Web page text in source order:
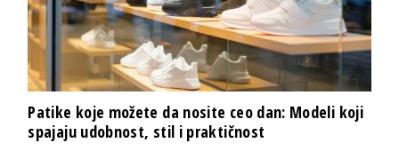
Patike koje možete da nosite ceo dan: Modeli koji
spajaju udobnost, stil i praktičnost